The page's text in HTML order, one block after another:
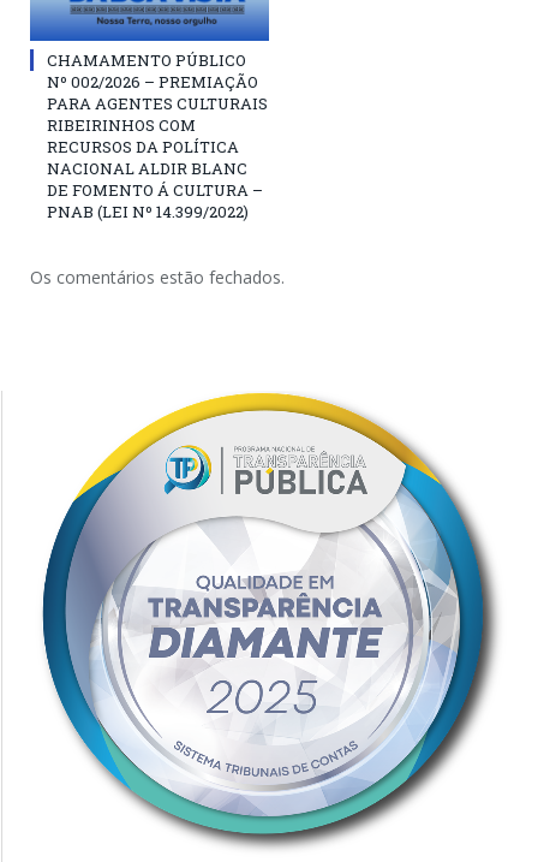
CHAMAMENTO PÚBLICO
Nº 002/2026 – PREMIAÇÃO
PARA AGENTES CULTURAIS
RIBEIRINHOS COM
RECURSOS DA POLÍTICA
NACIONAL ALDIR BLANC
DE FOMENTO Á CULTURA –
PNAB (LEI Nº 14.399/2022)
Os comentários estão fechados.